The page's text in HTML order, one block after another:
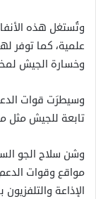
وتُستغل هذه
وخسارة الجيش
وسيطرَت قوات
تابعة للجيش مثل
وشن سلاح الجو
مواقع وقوات
الإذاعة